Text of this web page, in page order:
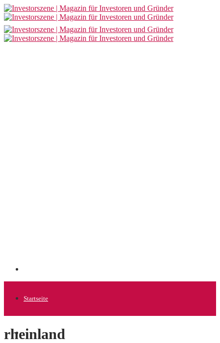
Startseite
Allgemein
rheinland